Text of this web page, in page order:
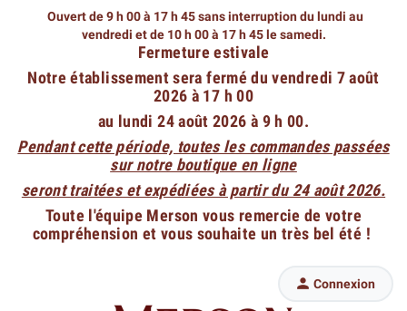
Ouvert de 9 h 00 à 17 h 45 sans interruption du lundi au
vendredi et de 10 h 00 à 17 h 45 le samedi.
Fermeture estivale
Notre établissement sera fermé du vendredi 7 août
2026 à 17 h 00
au lundi 24 août 2026 à 9 h 00.
Pendant cette période, toutes les commandes passées
sur notre boutique en ligne
seront traitées et expédiées à partir du 24 août 2026.
Toute l'équipe Merson vous remercie de votre
compréhension et vous souhaite un très bel été !
 Connexion